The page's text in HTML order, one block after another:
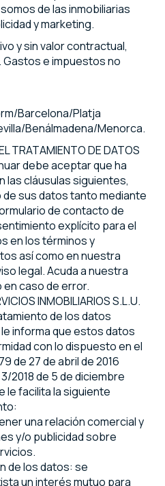
de las inmobiliarias
y marketing.
y sin valor contractual,
e impuestos no
Barcelona/Platja
Benálmadena/Menorca.
TRATAMIENTO DE DATOS
debe aceptar que ha
las cláusulas siguientes,
sus datos tanto mediante
de contacto de
explícito para el
en los términos y
así como en nuestra
legal. Acuda a nuestra
caso de error.
INMOBILIARIOS S.L.U.
de los datos
informa que estos datos
con lo dispuesto en el
de 27 de abril de 2016
2018 de 5 de diciembre
le facilita la siguiente
una relación comercial y
y/o publicidad sobre
de los datos: se
un interés mutuo para